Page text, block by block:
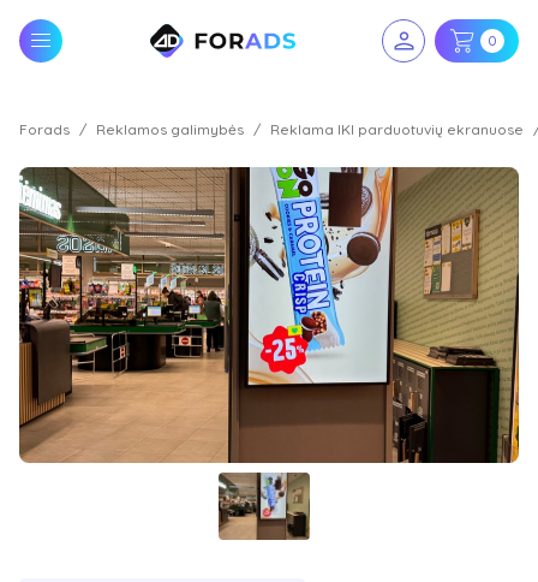
0
Forads Reklamos galimybės Reklama IKI parduotuvių ekranuose